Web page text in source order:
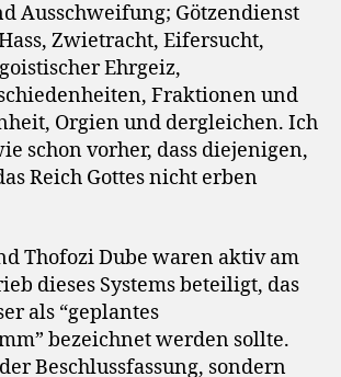
Ausschweifung; Götzendienst
Zwietracht, Eifersucht,
Ehrgeiz,
Fraktionen und
Orgien und dergleichen. Ich
schon vorher, dass diejenigen,
Reich Gottes nicht erben
Thofozi Dube waren aktiv am
dieses Systems beteiligt, das
als “geplantes
bezeichnet werden sollte.
Beschlussfassung, sondern